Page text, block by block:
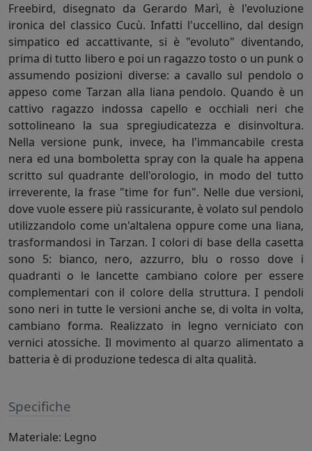
Freebird, disegnato da Gerardo Marì, è l'evoluzione
ironica del classico Cucù. Infatti l'uccellino, dal design
simpatico ed accattivante, si è "evoluto" diventando,
prima di tutto libero e poi un ragazzo tosto o un punk o
assumendo posizioni diverse: a cavallo sul pendolo o
appeso come Tarzan alla liana pendolo. Quando è un
cattivo ragazzo indossa capello e occhiali neri che
sottolineano la sua spregiudicatezza e disinvoltura.
Nella versione punk, invece, ha l'immancabile cresta
nera ed una bomboletta spray con la quale ha appena
scritto sul quadrante dell'orologio, in modo del tutto
irreverente, la frase "time for fun". Nelle due versioni,
dove vuole essere più rassicurante, è volato sul pendolo
utilizzandolo come un'altalena oppure come una liana,
trasformandosi in Tarzan. I colori di base della casetta
sono 5: bianco, nero, azzurro, blu o rosso dove i
quadranti o le lancette cambiano colore per essere
complementari con il colore della struttura. I pendoli
sono neri in tutte le versioni anche se, di volta in volta,
cambiano forma. Realizzato in legno verniciato con
vernici atossiche. Il movimento al quarzo alimentato a
batteria è di produzione tedesca di alta qualità.
Specifiche
Materiale: Legno